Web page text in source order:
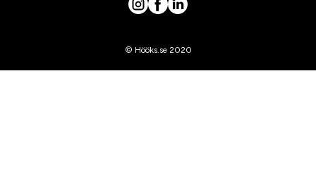
© Hööks.se 2020